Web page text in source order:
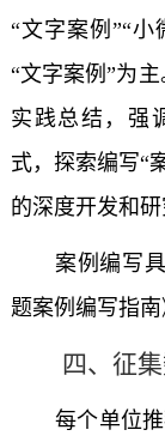
“文字案例”“小
“文字案例”为
实践总结，强
式，探索编写“
的深度开发和研
案例编写
题案例编写指南
四、征
每个单位